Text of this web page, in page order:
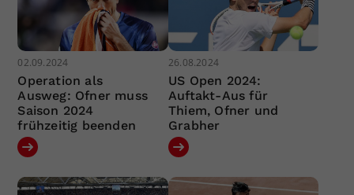
02.09.2024
Operation als
Ausweg: Ofner muss
Saison 2024
frühzeitig beenden
26.08.2024
US Open 2024:
Auftakt-Aus für
Thiem, Ofner und
Grabher